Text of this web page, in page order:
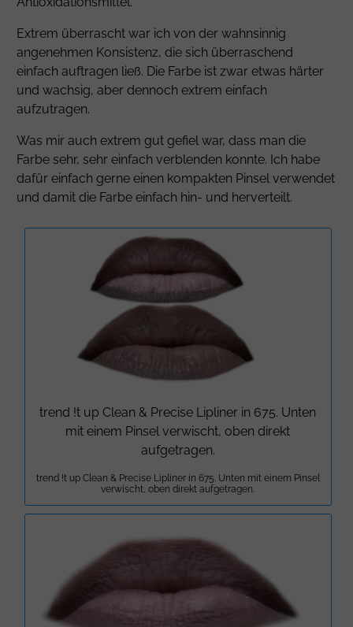
Extrem überrascht war ich von der wahnsinnig
angenehmen Konsistenz, die sich überraschend
einfach auftragen ließ. Die Farbe ist zwar etwas härter
und wachsig, aber dennoch extrem einfach
aufzutragen.
Was mir auch extrem gut gefiel war, dass man die
Farbe sehr, sehr einfach verblenden konnte. Ich habe
dafür einfach gerne einen kompakten Pinsel verwendet
und damit die Farbe einfach hin- und herverteilt.
trend !t up Clean & Precise Lipliner in 675. Unten
mit einem Pinsel verwischt, oben direkt
aufgetragen.
trend !t up Clean & Precise Lipliner in 675. Unten mit einem Pinsel
verwischt, oben direkt aufgetragen.